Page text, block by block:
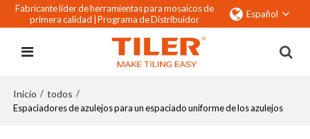
Fabricante líder de herramientas para mosaicos de
primera calidad | Programa de Distribuidor Español
Inicio / todos /
Espaciadores de azulejos para un espaciado uniforme de los azulejos